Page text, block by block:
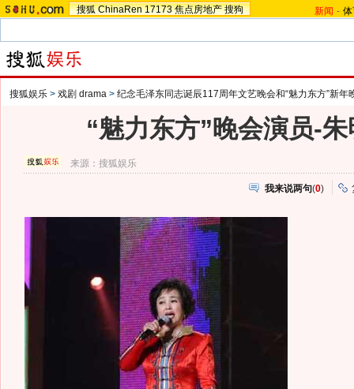
搜狐 ChinaRen 17173 焦点房地产 搜狗 新闻 -
搜狐娱乐 > 戏剧 drama > 纪念毛泽东同志诞辰117周年文艺晚会和“魅力东方”新年
“魅力东方”晚会演员-
来源：搜狐娱乐
我来说两句(0)